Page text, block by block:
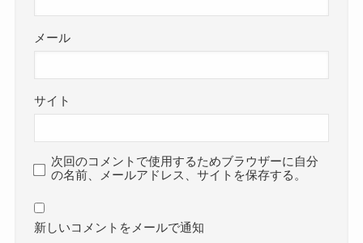
メール
サイト
次回のコメントで使用するためブラウザーに自分
の名前、メールアドレス、サイトを保存する。
新しいコメントをメールで通知